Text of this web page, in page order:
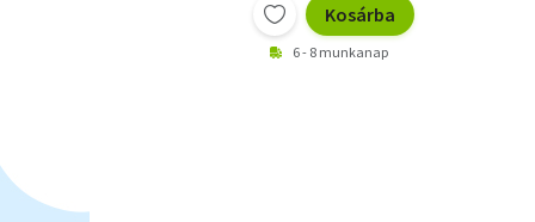
Kosárba
6 - 8 munkanap